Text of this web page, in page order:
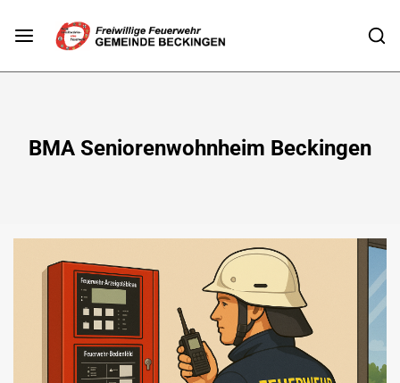
BMA Seniorenwohnheim Beckingen